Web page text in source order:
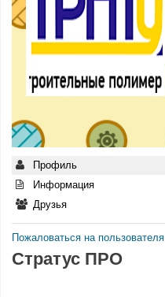
Профиль
Информация
Друзья
Пожаловаться на пользователя
Стратус ПРО